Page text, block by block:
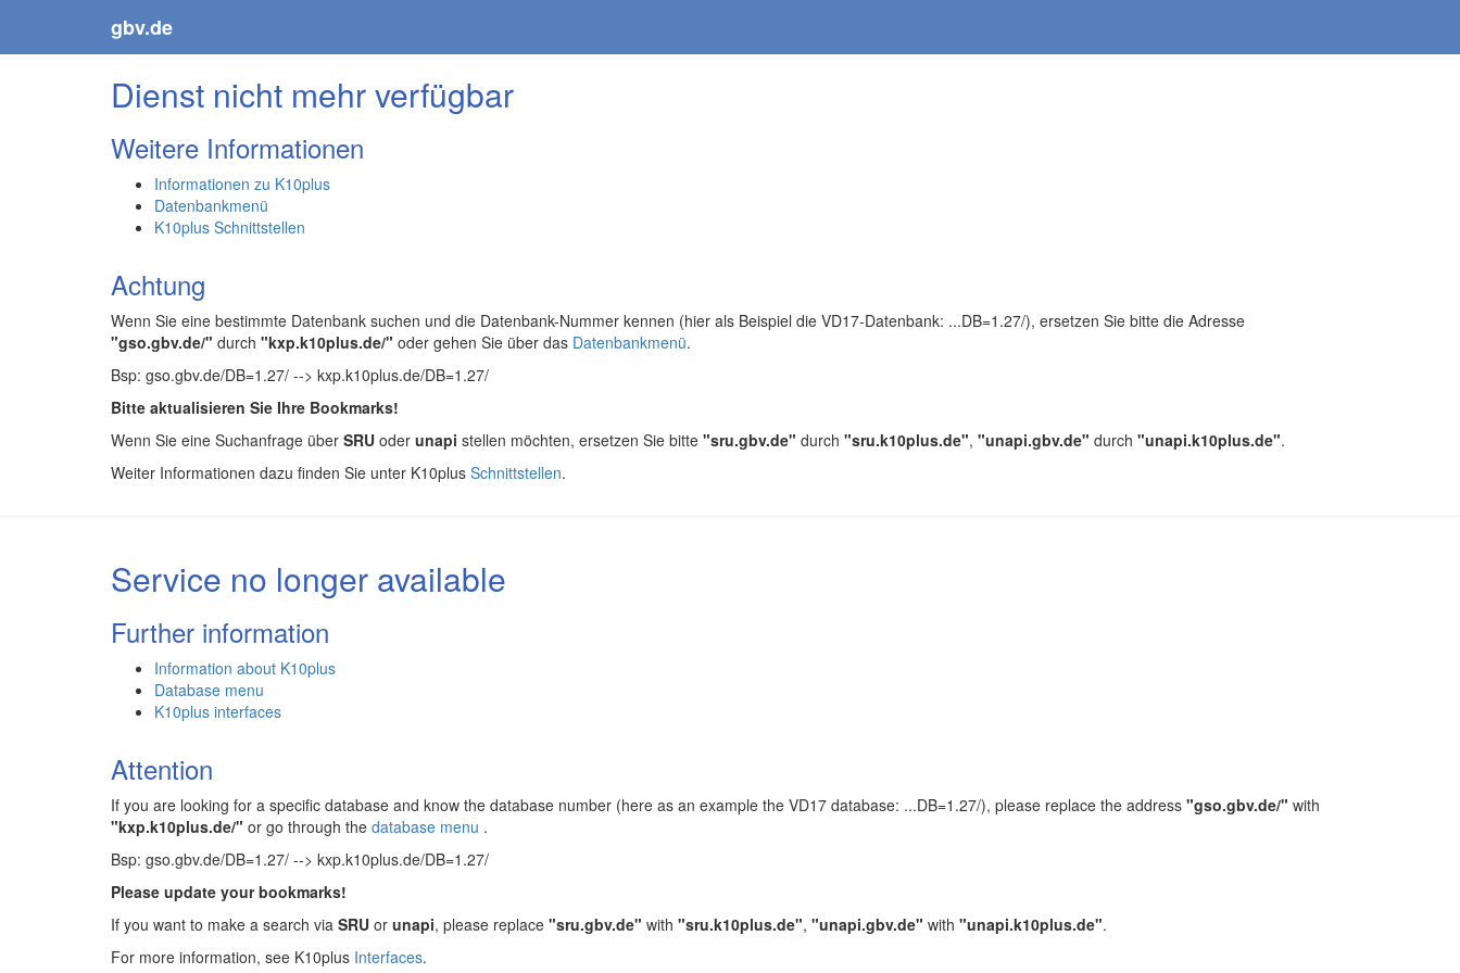
gbv.de
Dienst nicht mehr verfügbar
Weitere Informationen
Informationen zu K10plus
Datenbankmenü
K10plus Schnittstellen
Achtung
Wenn Sie eine bestimmte Datenbank suchen und die Datenbank-Nummer kennen (hier als Beispiel die VD17-Datenbank: ...DB=1.27/), ersetzen Sie bitte die Adresse
"gso.gbv.de/" durch "kxp.k10plus.de/" oder gehen Sie über das Datenbankmenü.
Bsp: gso.gbv.de/DB=1.27/ --> kxp.k10plus.de/DB=1.27/
Bitte aktualisieren Sie Ihre Bookmarks!
Wenn Sie eine Suchanfrage über SRU oder unapi stellen möchten, ersetzen Sie bitte "sru.gbv.de" durch "sru.k10plus.de", "unapi.gbv.de" durch "unapi.k10plus.de".
Weiter Informationen dazu finden Sie unter K10plus Schnittstellen.
Service no longer available
Further information
Information about K10plus
Database menu
K10plus interfaces
Attention
If you are looking for a specific database and know the database number (here as an example the VD17 database: ...DB=1.27/), please replace the address "gso.gbv.de/" with
"kxp.k10plus.de/" or go through the database menu .
Bsp: gso.gbv.de/DB=1.27/ --> kxp.k10plus.de/DB=1.27/
Please update your bookmarks!
If you want to make a search via SRU or unapi, please replace "sru.gbv.de" with "sru.k10plus.de", "unapi.gbv.de" with "unapi.k10plus.de".
For more information, see K10plus Interfaces.